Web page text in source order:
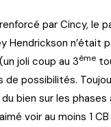
par Cincy, le
Hendrickson n’était
joli coup au 3ème
de possibilités.
bien sur les phases
voir au moins 1